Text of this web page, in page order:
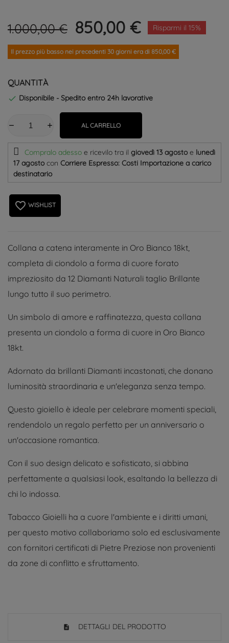
1.000,00 € 850,00 € Risparmi il 15%
Il prezzo più basso nei precedenti 30 giorni era di 850,00 €
QUANTITÀ
 Disponibile - Spedito entro 24h lavorative
AL CARRELLO
Compralo adesso e ricevilo tra il giovedì 13 agostoe lunedì
17 agosto con Corriere Espresso: Costi Importazione a carico
destinatario
favorite_border WISHLIST
Collana a catena interamente in Oro Bianco 18kt,
completa di ciondolo a forma di cuore forato
impreziosito da 12 Diamanti Naturali taglio Brillante
lungo tutto il suo perimetro.
Un simbolo di amore e raffinatezza, questa collana
presenta un ciondolo a forma di cuore in Oro Bianco
18kt.
Adornato da brillanti Diamanti incastonati, che donano
luminosità straordinaria e un'eleganza senza tempo.
Questo gioiello è ideale per celebrare momenti speciali,
rendendolo un regalo perfetto per un anniversario o
un'occasione romantica.
Con il suo design delicato e sofisticato, si abbina
perfettamente a qualsiasi look, esaltando la bellezza di
chi lo indossa.
Tabacco Gioielli ha a cuore l'ambiente e i diritti umani,
per questo motivo collaboriamo solo ed esclusivamente
con fornitori certificati di Pietre Preziose non provenienti
da zone di conflitto e sfruttamento.
DETTAGLI DEL PRODOTTO